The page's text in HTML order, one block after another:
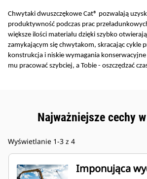
Chwytaki dwuszczękowe Cat® pozwalają
produktywność podczas prac
większe ilości materiału dzięki szybko
zamykającym się chwytakom, skracając cykle
konstrukcja i niskie wymagania
mu pracować szybciej, a Tobie - oszczędzać
Najważniejsze cechy
Wyświetlanie 1-3 z 4
Imponująca